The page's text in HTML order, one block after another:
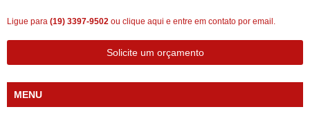
Ligue para (19) 3397-9502 ou clique aqui e entre em contato por email.
Solicite um orçamento
MENU